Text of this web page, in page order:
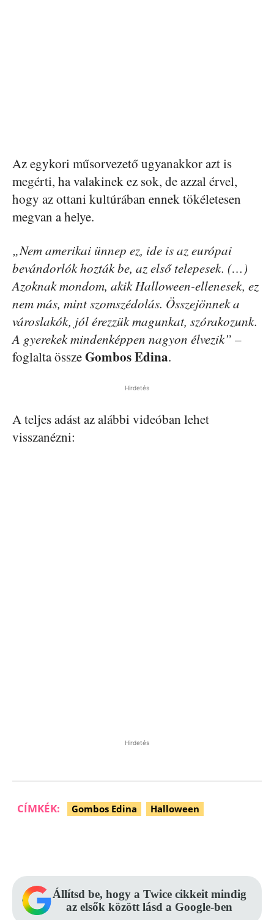
Az egykori műsorvezető ugyanakkor azt is
megérti, ha valakinek ez sok, de azzal érvel,
hogy az ottani kultúrában ennek tökéletesen
megvan a helye.
„Nem amerikai ünnep ez, ide is az európai
bevándorlók hozták be, az első telepesek. (…)
Azoknak mondom, akik Halloween-ellenesek, ez
nem más, mint szomszédolás. Összejönnek a
városlakók, jól érezzük magunkat, szórakozunk.
A gyerekek mindenképpen nagyon élvezik” –
foglalta összeGombos Edina.
Hirdetés
A teljes adást az alábbi videóban lehet
visszanézni:
Hirdetés
CÍMKÉK: Gombos Edina Halloween
Állítsd be, hogy a Twice cikkeit mindig
az elsők között lásd a Google-ben